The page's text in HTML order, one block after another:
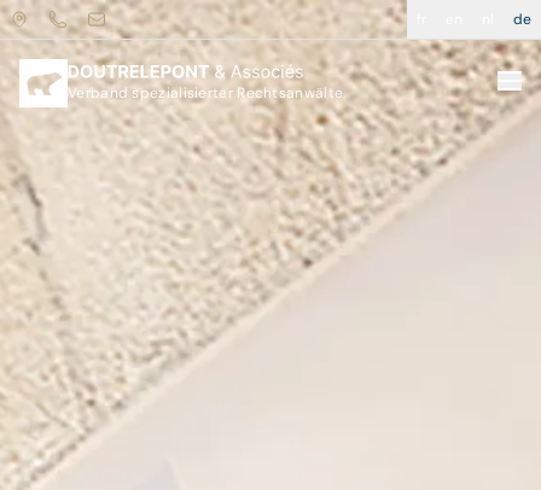
de
Verband spezialisierter Rechtsanwälte